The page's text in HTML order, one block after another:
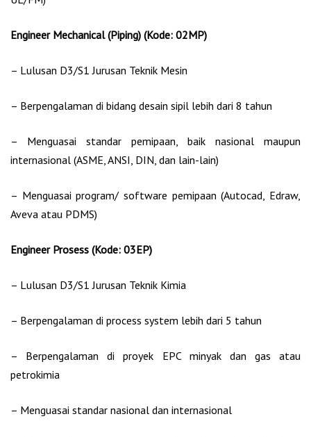
Engineer Mechanical (Piping) (Kode: 02MP)
– Lulusan D3/S1 Jurusan Teknik Mesin
– Berpengalaman di bidang desain sipil lebih dari 8 tahun
– Menguasai standar pemipaan, baik nasional maupun
internasional (ASME, ANSI, DIN, dan lain-lain)
– Menguasai program/ software pemipaan (Autocad, Edraw,
Aveva atau PDMS)
Engineer Prosess (Kode: 03EP)
– Lulusan D3/S1 Jurusan Teknik Kimia
– Berpengalaman di process system lebih dari 5 tahun
– Berpengalaman di proyek EPC minyak dan gas atau
petrokimia
– Menguasai standar nasional dan internasional